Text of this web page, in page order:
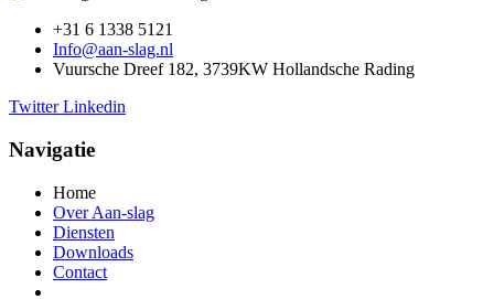
+31 6 1338 5121
Info@aan-slag.nl
Vuursche Dreef 182, 3739KW Hollandsche Rading
Twitter Linkedin
Navigatie
Home
Over Aan-slag
Diensten
Downloads
Contact